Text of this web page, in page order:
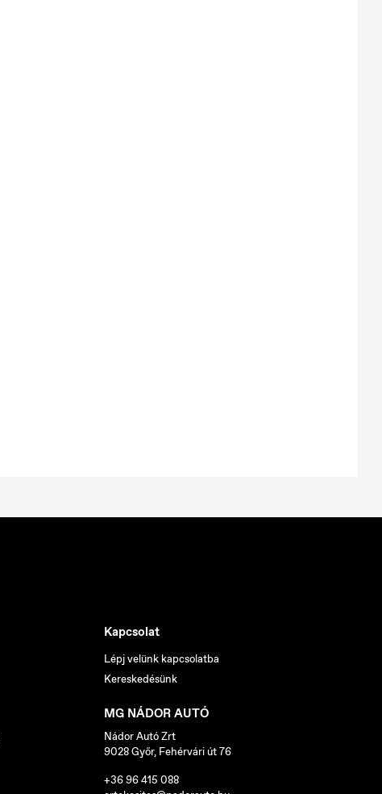
Kapcsolat
Lépj velünk kapcsolatba
Kereskedésünk
MG NÁDOR AUTÓ
Nádor Autó Zrt
9028 Győr, Fehérvári út 76
+36 96 415 088